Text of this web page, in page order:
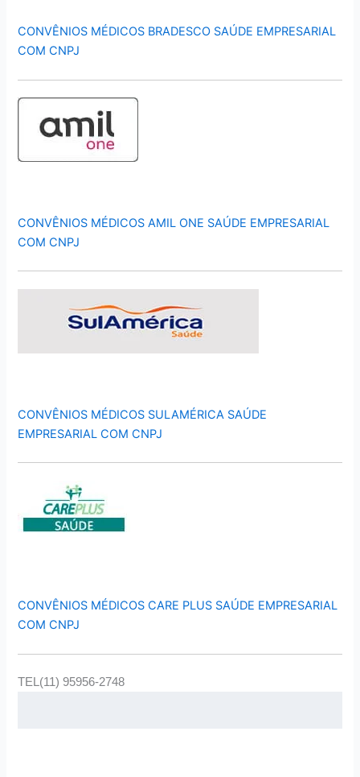
CONVÊNIOS MÉDICOS BRADESCO SAÚDE EMPRESARIAL
COM CNPJ
CONVÊNIOS MÉDICOS AMIL ONE SAÚDE EMPRESARIAL
COM CNPJ
CONVÊNIOS MÉDICOS SULAMÉRICA SAÚDE
EMPRESARIAL COM CNPJ
CONVÊNIOS MÉDICOS CARE PLUS SAÚDE EMPRESARIAL
COM CNPJ
TEL(11) 95956-2748